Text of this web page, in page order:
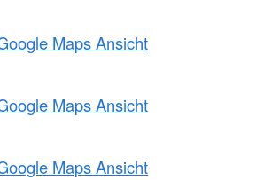
Maps Ansicht
Maps Ansicht
Maps Ansicht